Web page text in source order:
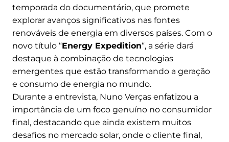
temporada do documentário, que promete
explorar avanços significativos nas fontes
renováveis de energia em diversos países. Com o
novo título “Energy Expedition“, a série dará
destaque à combinação de tecnologias
emergentes que estão transformando a geração
e consumo de energia no mundo.
Durante a entrevista, Nuno Verças enfatizou a
importância de um foco genuíno no consumidor
final, destacando que ainda existem muitos
desafios no mercado solar, onde o cliente final,